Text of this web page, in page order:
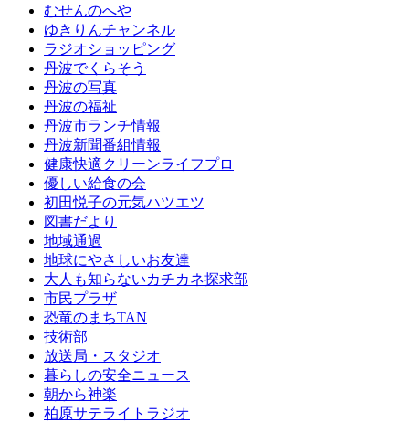
むせんのへや
ゆきりんチャンネル
ラジオショッピング
丹波でくらそう
丹波の写真
丹波の福祉
丹波市ランチ情報
丹波新聞番組情報
健康快適クリーンライフプロ
優しい給食の会
初田悦子の元気ハツエツ
図書だより
地域通過
地球にやさしいお友達
大人も知らないカチカネ探求部
市民プラザ
恐竜のまちTAN
技術部
放送局・スタジオ
暮らしの安全ニュース
朝から神楽
柏原サテライトラジオ